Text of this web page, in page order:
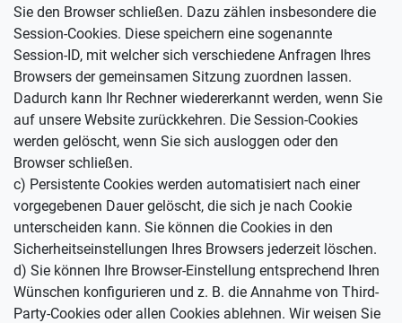
Sie den Browser schließen. Dazu zählen insbesondere die
Session-Cookies. Diese speichern eine sogenannte
Session-ID, mit welcher sich verschiedene Anfragen Ihres
Browsers der gemeinsamen Sitzung zuordnen lassen.
Dadurch kann Ihr Rechner wiedererkannt werden, wenn Sie
auf unsere Website zurückkehren. Die Session-Cookies
werden gelöscht, wenn Sie sich ausloggen oder den
Browser schließen.
c) Persistente Cookies werden automatisiert nach einer
vorgegebenen Dauer gelöscht, die sich je nach Cookie
unterscheiden kann. Sie können die Cookies in den
Sicherheitseinstellungen Ihres Browsers jederzeit löschen.
d) Sie können Ihre Browser-Einstellung entsprechend Ihren
Wünschen konfigurieren und z. B. die Annahme von Third-
Party-Cookies oder allen Cookies ablehnen. Wir weisen Sie